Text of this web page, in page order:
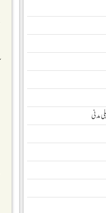
مدنی